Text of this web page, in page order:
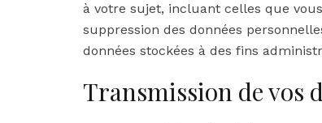
à votre sujet, incluant celles que
suppression des données
données stockées à des fins
Transmission de vos